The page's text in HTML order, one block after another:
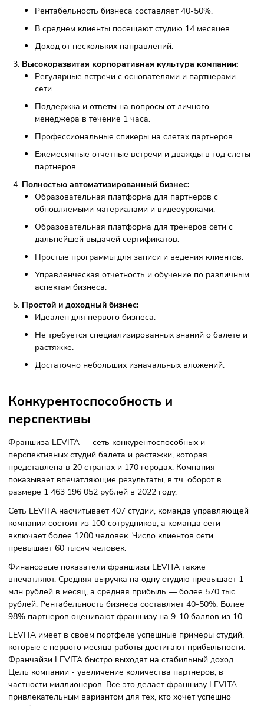
Фото: levitafamily.ru
Высокая узнаваемость бренда:
Компания работает в 20 странах и 170 городах.
Товарный знак зарегистрирован в РФ и ОАЭ.
Высокая прибыль студии:
Средняя выручка - от 2 000 000 рублей.
В среднем клиенты посещают студию 14 месяцев.
Доход от нескольких направлений.
Высокоразвитая корпоративная культура компании:
Регулярные встречи с основателями и партнерами
Поддержка и ответы на вопросы от личного
менеджера в течение 1 часа.
Профессиональные спикеры на слетах партнеров.
Ежемесячные отчетные встречи и дважды в год
партнеров.
Полностью автоматизированный бизнес:
обновляемыми материалами и видеоуроками.
Образовательная платформа для тренеров сети с
дальнейшей выдачей сертификатов.
Простые программы для записи и ведения
Управленческая отчетность и обучение по
аспектам бизнеса.
Простой и доходный бизнес:
Идеален для первого бизнеса.
Не требуется специализированных знаний о
растяжке.
Достаточно небольших изначальных вложений.